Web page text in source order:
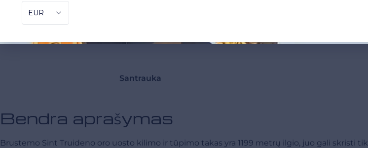
Santrauka
Bendra aprašymas
Brustemo Sint Truideno oro uosto kilimo ir tūpimo takas yra 1199 metrų ilgio, juo gali skristi tik